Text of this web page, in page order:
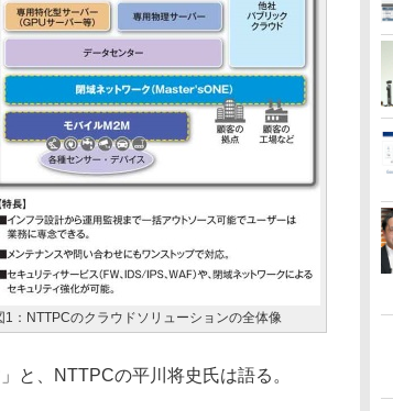
1：NTTPCのクラウドソリューションの全体像
と、NTTPCの平川将史氏は語る。